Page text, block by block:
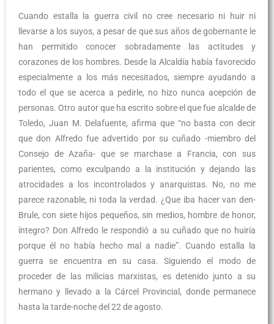
Cuando estalla la guerra civil no cree necesario ni huir ni
llevarse a los suyos, a pesar de que sus años de gobernante le
han permitido conocer sobradamente las actitudes y
corazones de los hombres. Desde la Alcaldía había favorecido
especialmente a los más necesitados, siempre ayudando a
todo el que se acerca a pedirle, no hizo nunca acepción de
personas. Otro autor que ha escrito sobre el que fue alcalde de
Toledo, Juan M. Delafuente, afirma que “no basta con decir
que don Alfredo fue advertido por su cuñado -miembro del
Consejo de Azaña- que se marchase a Francia, con sus
parientes, como exculpando a la institución y dejando las
atrocidades a los incontrolados y anarquistas. No, no me
parece razonable, ni toda la verdad. ¿Que iba hacer van den-
Brule, con siete hijos pequeños, sin medios, hombre de honor,
íntegro? Don Alfredo le respondió a su cuñado que no huiría
porque él no había hecho mal a nadie”. Cuando estalla la
guerra se encuentra en su casa. Siguiendo el modo de
proceder de las milicias marxistas, es detenido junto a su
hermano y llevado a la Cárcel Provincial, donde permanece
hasta la tarde-noche del 22 de agosto.